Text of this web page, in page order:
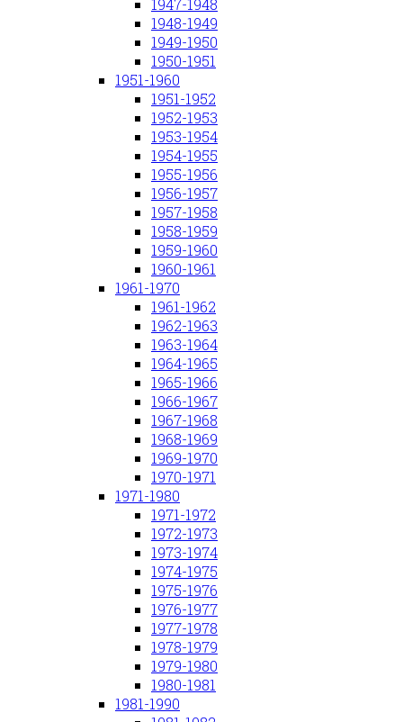
1947-1948
1948-1949
1949-1950
1950-1951
1951-1960
1951-1952
1952-1953
1953-1954
1954-1955
1955-1956
1956-1957
1957-1958
1958-1959
1959-1960
1960-1961
1961-1970
1961-1962
1962-1963
1963-1964
1964-1965
1965-1966
1966-1967
1967-1968
1968-1969
1969-1970
1970-1971
1971-1980
1971-1972
1972-1973
1973-1974
1974-1975
1975-1976
1976-1977
1977-1978
1978-1979
1979-1980
1980-1981
1981-1990